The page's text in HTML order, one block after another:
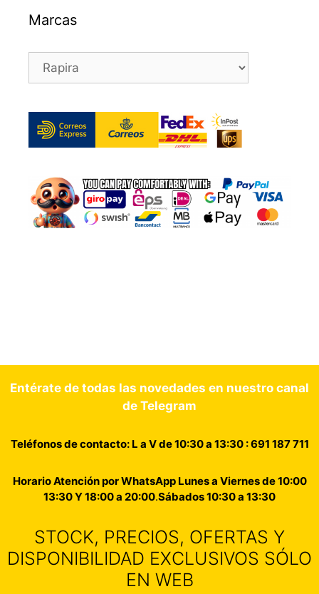
Marcas
Entérate de todas las novedades en nuestro canal
de Telegram
Teléfonos de contacto: L a V de 10:30 a 13:30 : 691 187 711
Horario Atención por WhatsApp Lunes a Viernes de 10:00
13:30 Y 18:00 a 20:00.Sábados 10:30 a 13:30
STOCK, PRECIOS, OFERTAS Y
DISPONIBILIDAD EXCLUSIVOS SÓLO
EN WEB